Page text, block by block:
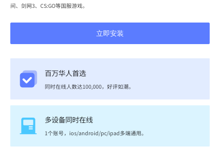
间、剑网3、CS:GO等国服游戏。
立即安装
百万华人首选
同时在线人数达100,000，好评如潮。
多设备同时在线
1个账号，ios/android/pc/ipad多端通用。